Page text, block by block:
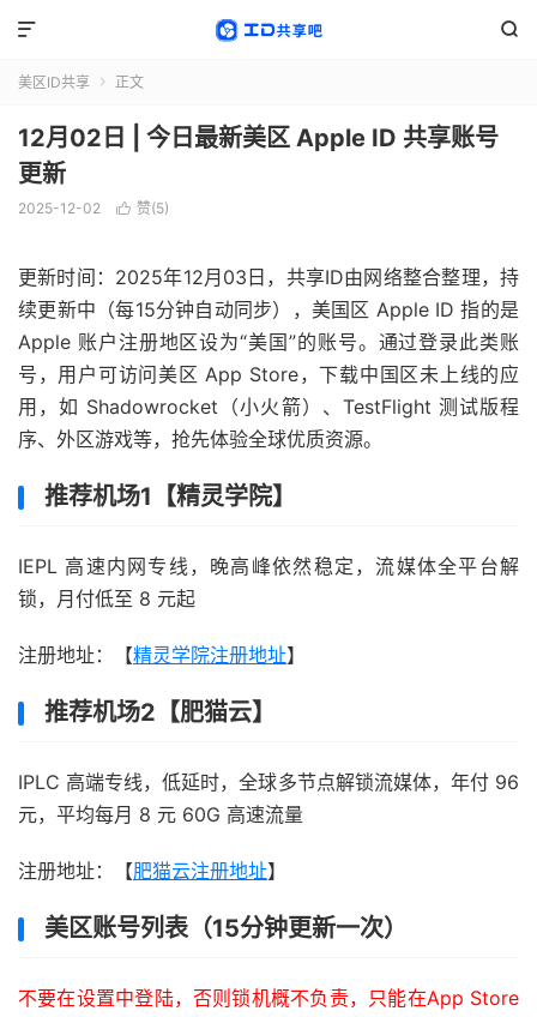


美区ID共享  正文
12月02日 | 今日最新美区 Apple ID 共享账号
更新
2025-12-02  赞(5)
更新时间：2025年12月03日，共享ID由网络整合整理，持
续更新中（每15分钟自动同步），美国区 Apple ID 指的是
Apple 账户注册地区设为“美国”的账号。通过登录此类账
号，用户可访问美区 App Store，下载中国区未上线的应
用，如 Shadowrocket（小火箭）、TestFlight 测试版程
序、外区游戏等，抢先体验全球优质资源。
推荐机场1【精灵学院】
IEPL 高速内网专线，晚高峰依然稳定，流媒体全平台解
锁，月付低至 8 元起
注册地址：【精灵学院注册地址】
推荐机场2【肥猫云】
IPLC 高端专线，低延时，全球多节点解锁流媒体，年付 96
元，平均每月 8 元 60G 高速流量
注册地址：【肥猫云注册地址】
美区账号列表（15分钟更新一次）
不要在设置中登陆，否则锁机概不负责，只能在App Store